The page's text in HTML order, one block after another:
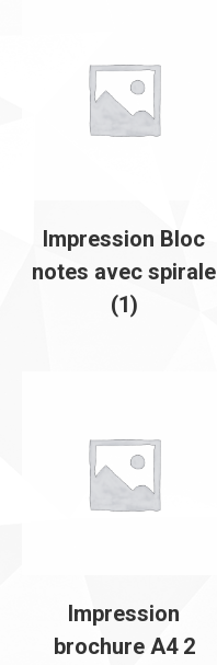
Impression Bloc
notes avec spirale
(1)
Impression
brochure A4 2